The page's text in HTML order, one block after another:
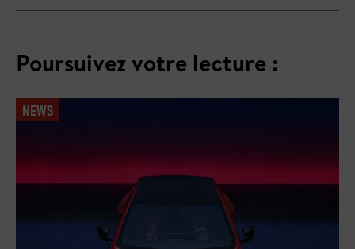
Poursuivez votre lecture :
NEWS